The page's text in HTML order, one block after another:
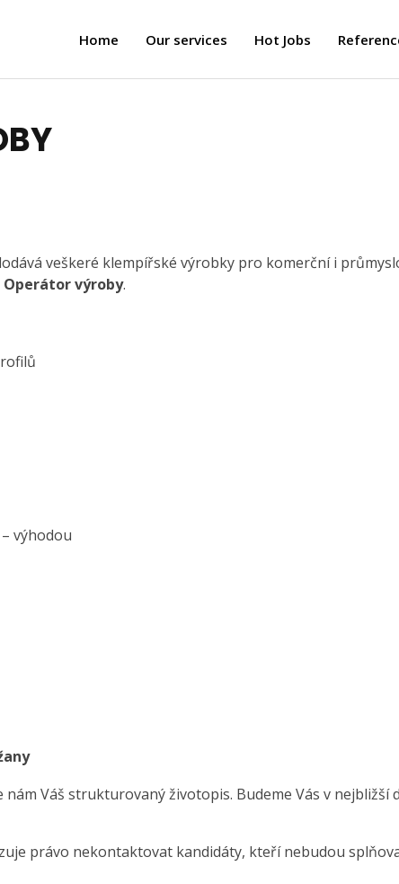
Home Our services Hot Jobs
veškeré klempířské výrobky pro komerční i
Operátor výroby.
výhodou
Váš strukturovaný životopis. Budeme Vás v nejbližší
právo nekontaktovat kandidáty, kteří nebudou